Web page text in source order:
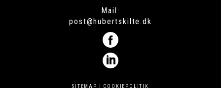
Mail:
post@hubertskilte.dk
SITEMAP COOKIEPOLITIK